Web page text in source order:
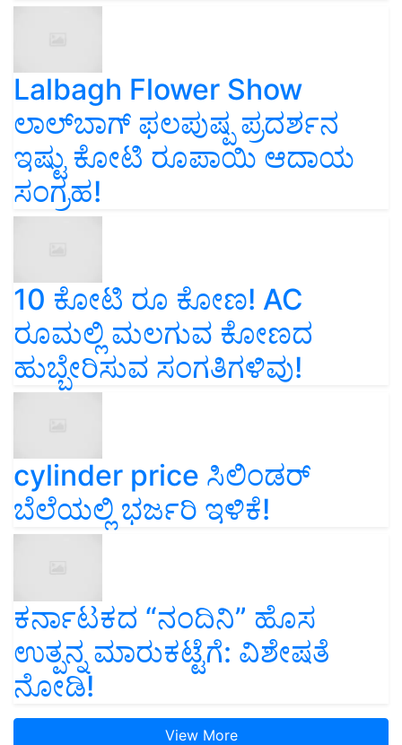
Lalbagh Flower Show
ಲಾಲ್‌ಬಾಗ್ ಫಲಪುಷ್ಪ ಪ್ರದರ್ಶನ
ಇಷ್ಟು ಕೋಟಿ ರೂಪಾಯಿ ಆದಾಯ
ಸಂಗ್ರಹ!
10 ಕೋಟಿ ರೂ ಕೋಣ! AC
ರೂಮಲ್ಲಿ ಮಲಗುವ ಕೋಣದ
ಹುಬ್ಬೇರಿಸುವ ಸಂಗತಿಗಳಿವು!
cylinder price ಸಿಲಿಂಡರ್‌
ಬೆಲೆಯಲ್ಲಿ ಭರ್ಜರಿ ಇಳಿಕೆ!
ಕರ್ನಾಟಕದ “ನಂದಿನಿ” ಹೊಸ
ಉತ್ಪನ್ನ ಮಾರುಕಟ್ಟೆಗೆ: ವಿಶೇಷತೆ
ನೋಡಿ!
View More